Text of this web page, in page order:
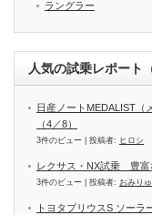
ラングラー
人気の試乗レポート
日産ノートMEDALIST（
（4／8）
3件のビュー 投稿者: ヒロシ
レクサス・NX試乗 豊富
3件のビュー 投稿者: おみりゅ
トヨタプリウスS ソーラ